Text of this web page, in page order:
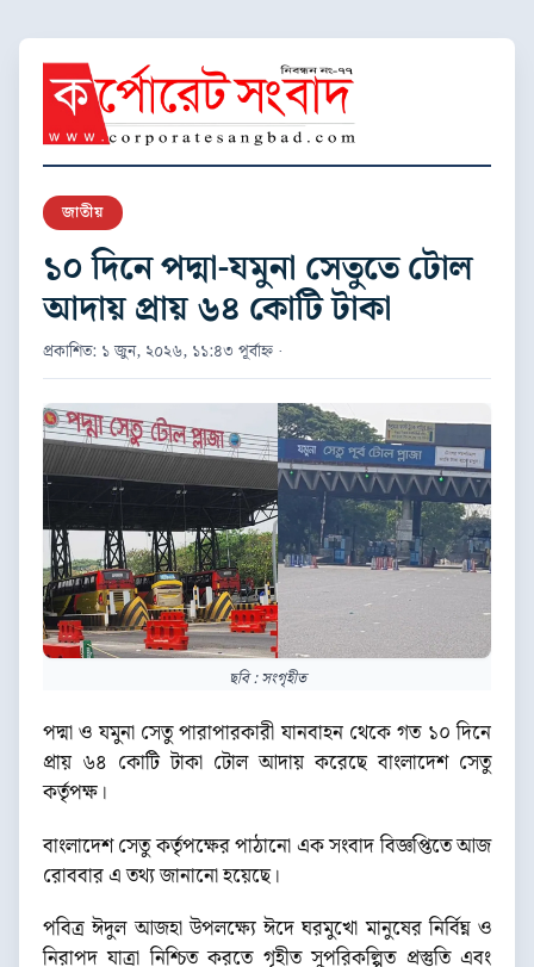
জাতীয়
১০ দিনে পদ্মা-যমুনা সেতুতে টোল
আদায় প্রায় ৬৪ কোটি টাকা
প্রকাশিত: ১ জুন, ২০২৬, ১১:৪৩ পূর্বাহ্ন ·
ছবি : সংগৃহীত
পদ্মা ও যমুনা সেতু পারাপারকারী যানবাহন থেকে গত ১০ দিনে
প্রায় ৬৪ কোটি টাকা টোল আদায় করেছে বাংলাদেশ সেতু
কর্তৃপক্ষ।
বাংলাদেশ সেতু কর্তৃপক্ষের পাঠানো এক সংবাদ বিজ্ঞপ্তিতে আজ
রোববার এ তথ্য জানানো হয়েছে।
পবিত্র ঈদুল আজহা উপলক্ষ্যে ঈদে ঘরমুখো মানুষের নির্বিঘ্ন ও
নিরাপদ যাত্রা নিশ্চিত করতে গৃহীত সুপরিকল্পিত প্রস্তুতি এবং